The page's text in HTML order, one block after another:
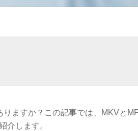
ますか？この記事では、MKVと
介します。